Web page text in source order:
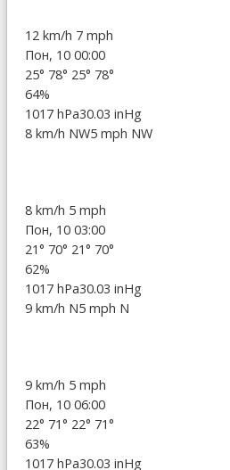
12 km/h 7 mph
Пон, 10 00:00
25° 78° 25° 78°
64%
1017 hPa30.03 inHg
8 km/h NW5 mph NW
8 km/h 5 mph
Пон, 10 03:00
21° 70° 21° 70°
62%
1017 hPa30.03 inHg
9 km/h N5 mph N
9 km/h 5 mph
Пон, 10 06:00
22° 71° 22° 71°
63%
1017 hPa30.03 inHg